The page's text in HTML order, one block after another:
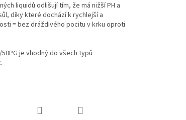
liquidů odlišují tím, že má nižší PH a
díky které dochází k rychlejší a
= bez dráždivého pocitu v krku oproti
je vhodný do všech typů